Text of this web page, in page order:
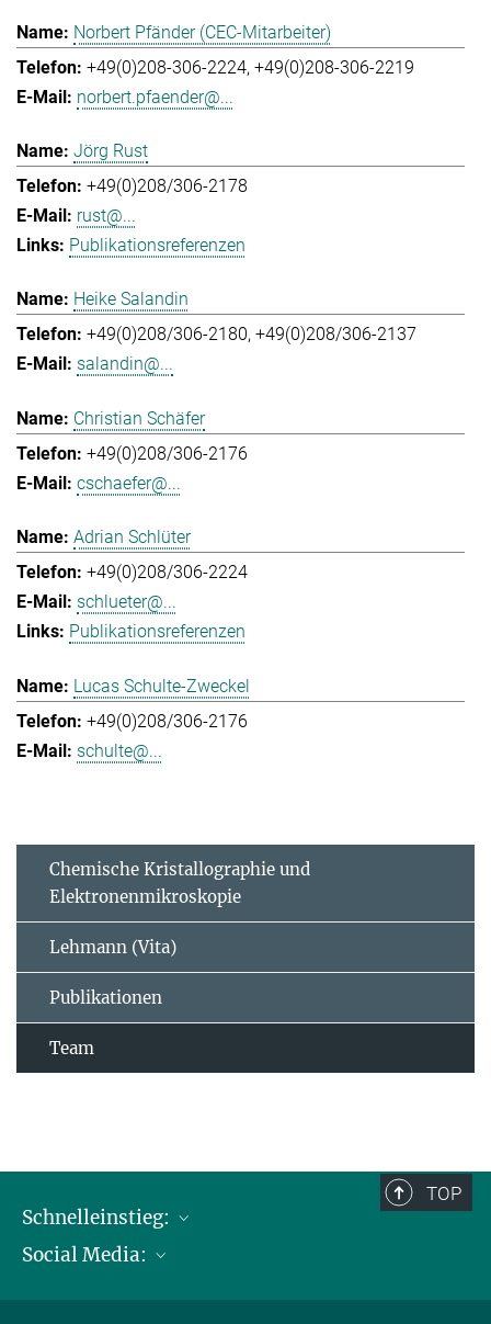
Norbert Pfänder (CEC-Mitarbeiter)
+49(0)208-306-2224 +49(0)208-306-2219
norbert.pfaender@...
Jörg Rust
+49(0)208/306-2178
rust@...
Publikationsreferenzen
Heike Salandin
+49(0)208/306-2180 +49(0)208/306-2137
salandin@...
Christian Schäfer
+49(0)208/306-2176
cschaefer@...
Adrian Schlüter
+49(0)208/306-2224
schlueter@...
Publikationsreferenzen
Lucas Schulte-Zweckel
+49(0)208/306-2176
schulte@...
Chemische Kristallographie und
Elektronenmikroskopie
Lehmann (Vita)
Publikationen
Team
TOP
Schnelleinstieg:
Publikationen
Social Media: